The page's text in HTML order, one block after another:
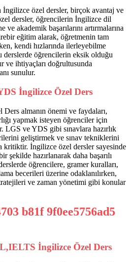
özel dersler, birçok avantaj ve
dersler, öğrencilerin İngilizce dil
akademik başarılarını artırmalarına
eğitim alarak, öğretmenin tam
kendi hızlarında ilerleyebilme
derslerde öğrencilerin eksik olduğu
ve ihtiyaçları doğrultusunda
sunulur.
İngilizce Özel Ders
almanın önemi ve faydaları,
yapmak isteyen öğrenciler için
LGS ve YDS gibi sınavlara hazırlık
geliştirmek ve sınav tekniklerini
kritiktir. İngilizce özel dersler sayesinde
şekilde hazırlanarak daha başarılı
öğrencilere, gramer kuralları,
becerileri üzerine odaklanılırken,
ve zaman yönetimi gibi konular
İngilizce Özel Ders